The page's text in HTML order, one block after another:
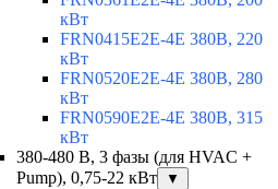
кВт
FRN0415E2E-4E 380В, 220
кВт
FRN0520E2E-4E 380В, 280
кВт
FRN0590E2E-4E 380В, 315
кВт
380-480 В, 3 фазы (для HVAC +
Pump), 0,75-22 кВт
▼